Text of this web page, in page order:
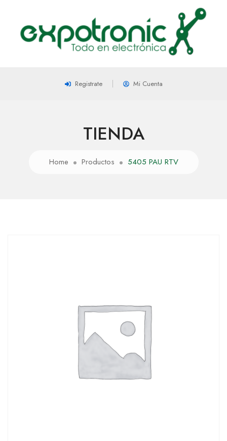
Registrate Mi Cuenta
TIENDA
Home Productos 5405 PAU RTV